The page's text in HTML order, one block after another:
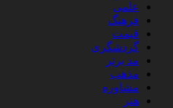
علمی
فرهنگ
قیمت
گردشگری
مد برتر
مذهب
مشاوره
هنر